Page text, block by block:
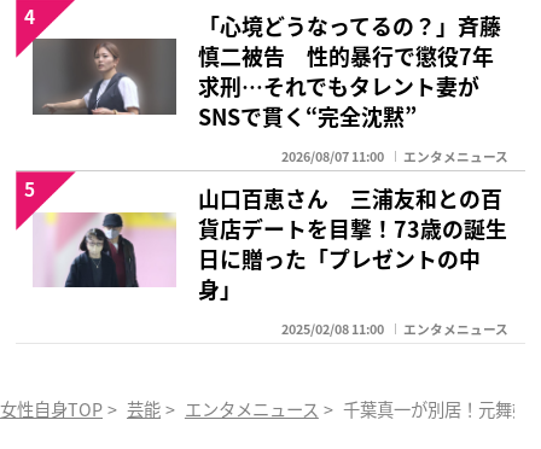
「心境どうなってるの？」斉藤
慎二被告 性的暴行で懲役7年
求刑…それでもタレント妻が
SNSで貫く“完全沈黙”
2026/08/07 11:00 エンタメニュース
4
山口百恵さん 三浦友和との百
貨店デートを目撃！73歳の誕生
日に贈った「プレゼントの中
身」
2025/02/08 11:00 エンタメニュース
5
女性自身TOP > 芸能 > エンタメニュース > 千葉真一が別居！元舞妓